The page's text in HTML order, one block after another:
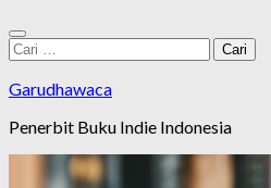
Cari
untuk:
Garudhawaca
Penerbit Buku Indie Indonesia